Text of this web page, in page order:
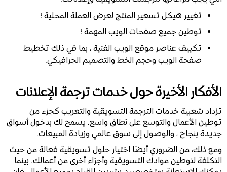
تغيير هيكل تسعير المنتج لعرض العملة المحلية ؛
توطين جميع صفحات الويب المهمة ؛
تكييف عناصر موقع الويب الفنية ، بما في ذلك تخطيط
صفحة الويب وحجم الخط والتصميم الجرافيكي.
الأفكار الأخيرة حول خدمات ترجمة الإعلانات
تزداد شعبية خدمات الترجمة التسويقية والتعريب كجزء من
توطين الأعمال والتوسع على نطاق واسع. يسمح لك بدخول أسواق
جديدة بنجاح ، والوصول إلى سوق عالمي وزيادة المبيعات.
ومع ذلك، من الضروري أيضًا اختيار حلول تسويقية فعالة من حيث
التكلفة لتوطين موادك التسويقية وأجزاء أخرى من أعمالك. بينما